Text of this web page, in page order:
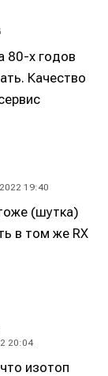
80-х годов
Качество
19:40
(шутка)
в том же RX
20:04
изотоп